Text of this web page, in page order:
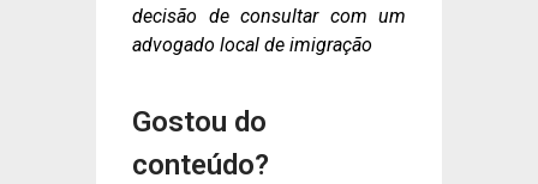
decisão de consultar com um
advogado local de imigração
Gostou do
conteúdo?